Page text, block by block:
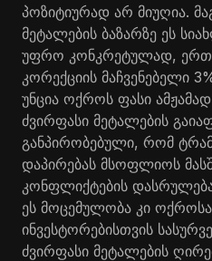
პოზიტიურად არ მიუღია.
მეტალების ბაზარზე ეს
უფრო კონკრეტულად,
კორექციის მაჩვენებელი
უნცია ოქროს ფასი
ძვირფასი მეტალების
განპირობებული, რომ
დაპირებას მსოფლიოს
კონფლიქტების
ეს მოცემულობა კი
ინვესტორებისთვის
ძვირფასი მეტალების